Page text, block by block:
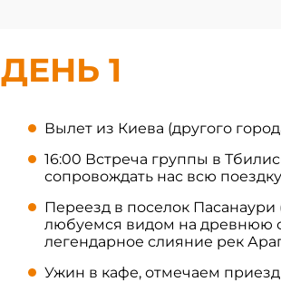
ДЕНЬ 1
Вылет из Киева (другого
16:00 Встреча группы в
сопровождать нас всю
Переезд в поселок
любуемся видом на древнюю
легендарное слияние рек
Ужин в кафе, отмечаем